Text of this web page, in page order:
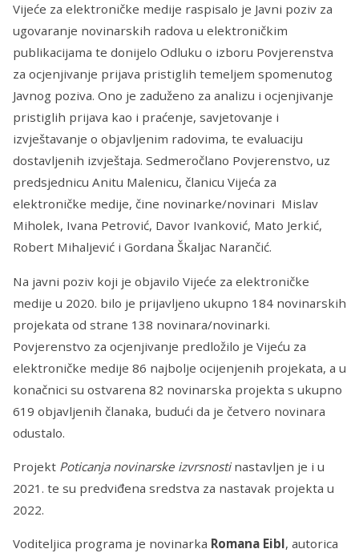
Vijeće za elektroničke medije raspisalo je Javni poziv za
ugovaranje novinarskih radova u elektroničkim
publikacijama te donijelo Odluku o izboru Povjerenstva
za ocjenjivanje prijava pristiglih temeljem spomenutog
Javnog poziva. Ono je zaduženo za analizu i ocjenjivanje
pristiglih prijava kao i praćenje, savjetovanje i
izvještavanje o objavljenim radovima, te evaluaciju
dostavljenih izvještaja. Sedmeročlano Povjerenstvo, uz
predsjednicu Anitu Malenicu, članicu Vijeća za
elektroničke medije, čine novinarke/novinari Mislav
Miholek, Ivana Petrović, Davor Ivanković, Mato Jerkić,
Robert Mihaljević i Gordana Škaljac Narančić.
Na javni poziv koji je objavilo Vijeće za elektroničke
medije u 2020. bilo je prijavljeno ukupno 184 novinarskih
projekata od strane 138 novinara/novinarki.
Povjerenstvo za ocjenjivanje predložilo je Vijeću za
elektroničke medije 86 najbolje ocijenjenih projekata, a u
konačnici su ostvarena 82 novinarska projekta s ukupno
619 objavljenih članaka, budući da je četvero novinara
odustalo.
Projekt Poticanja novinarske izvrsnostinastavljen je i u
2021. te su predviđena sredstva za nastavak projekta u
2022.
Voditeljica programa je novinarka Romana Eibl, autorica